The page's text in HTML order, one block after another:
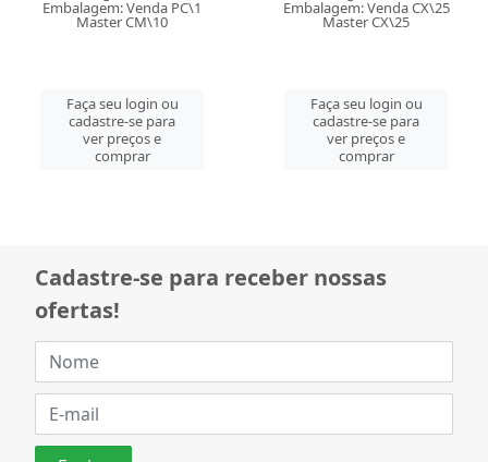
Embalagem: Venda PC\1
Master CM\10
Faça seu login ou
cadastre-se para
ver preços e
comprar
Embalagem: Venda CX\25
Master CX\25
Faça seu login ou
cadastre-se para
ver preços e
comprar
Cadastre-se para receber nossas
ofertas!